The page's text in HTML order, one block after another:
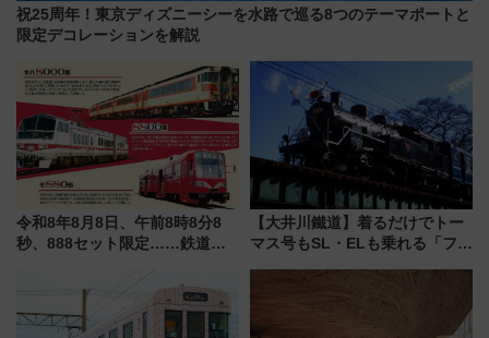
祝25周年！東京ディズニーシーを水路で巡る8つのテーマポートと
限定デコレーションを解説
令和8年8月8日、午前8時8分8
秒、888セット限定……鉄道各
【大井川鐵道】着るだけでトー
マス号もSL・ELも乗れる「フリ